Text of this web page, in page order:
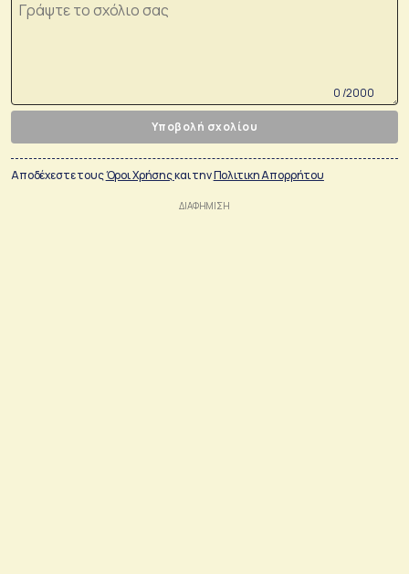
0 /2000
Υποβολή σχολίου
Αποδέχεστε τουςΌροι Χρήσηςκαι τηνΠολιτικη Απορρήτου